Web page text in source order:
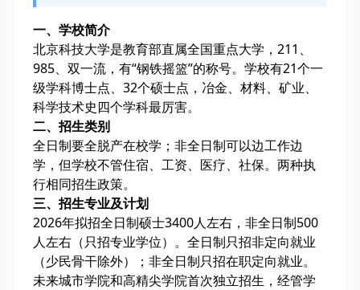
一、学校简介
北京科技大学是教育部直属全国重点大学，211、
985、双一流，有“钢铁摇篮”的称号。学校有21个一
级学科博士点、32个硕士点，冶金、材料、矿业、
科学技术史四个学科最厉害。
二、招生类别
全日制要全脱产在校学；非全日制可以边工作边
学，但学校不管住宿、工资、医疗、社保。两种执
行相同招生政策。
三、招生专业及计划
2026年拟招全日制硕士3400人左右，非全日制500
人左右（只招专业学位）。全日制只招非定向就业
（少民骨干除外）；非全日制只招在职定向就业。
未来城市学院和高精尖学院首次独立招生，经管学